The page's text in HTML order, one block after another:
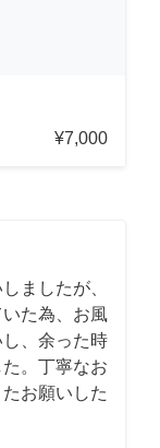
¥7,000
ましたが、
た為、お風
、余った時
。丁寧なお
お願いした